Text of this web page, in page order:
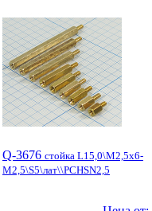
Q-3676 стойка L15,0\М2,5x6-
М2,5\S5\лат\\PCHSN2,5